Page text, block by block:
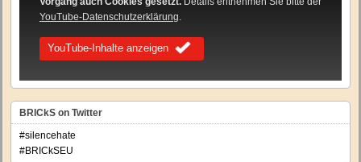
YouTube-Datenschutzerklärung.
YouTube-Inhalte anzeigen
BRICkS on Twitter
#silencehate
#BRICkSEU